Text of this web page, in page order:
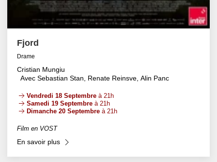
Fjord
Drame
Cristian Mungiu
Avec Sebastian Stan, Renate Reinsve, Alin Panc
Vendredi 18 Septembre à 21h
Samedi 19 Septembre à 21h
Dimanche 20 Septembre à 21h
Film en VOST
En savoir plus